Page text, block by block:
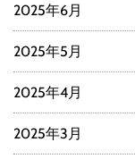
2025年6月
2025年5月
2025年4月
2025年3月